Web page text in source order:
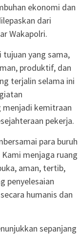
ekonomi dan
dari
Wakapolri.
yang sama,
produktif, dan
terjalin selama ini
kemitraan
pekerja.
para buruh
menjaga ruang
aman, tertib,
penyelesaian
humanis dan
sepanjang